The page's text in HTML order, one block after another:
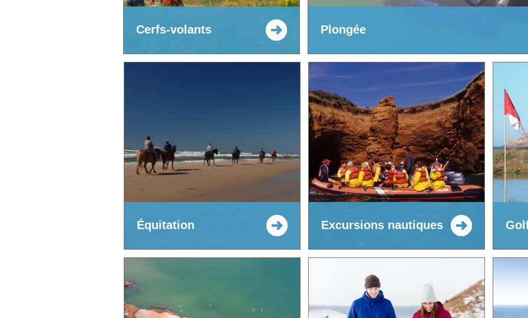
Cerfs-volants Plongée
Équitation Excursions nautiques